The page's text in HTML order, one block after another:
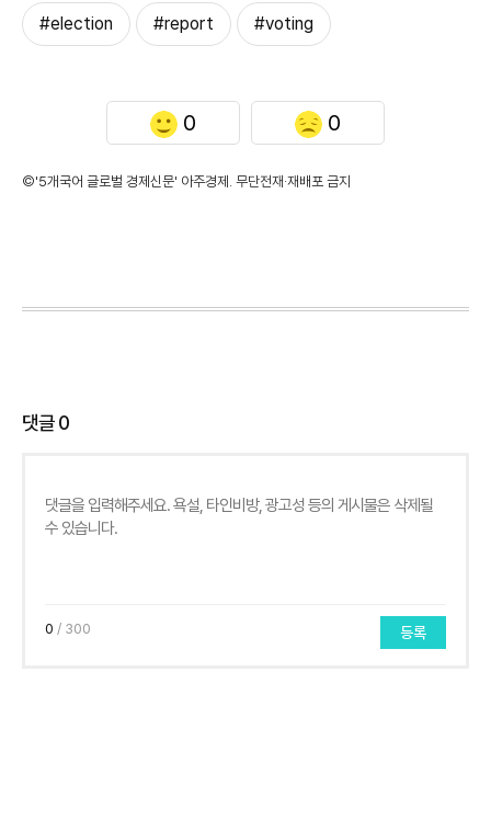
#election #report #voting
0 0
©'5개국어 글로벌 경제신문' 아주경제. 무단전재·재배포 금지
댓글0
0 / 300 등록